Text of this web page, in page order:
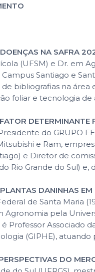
NA SAFRA
(UFSM) e Dr. em
Santiago e
bibliografias na
foliar e tecnologia de
DETERMINANTE
do GRUPO
e Ram,
e Diretor de
Rio Grande do Sul) e,
DANINHAS
de Santa Maria
Agronomia pela
Professor Associado
(GIPHE),
DO